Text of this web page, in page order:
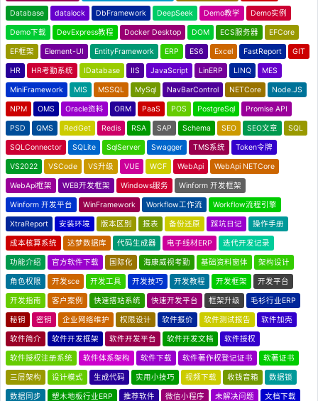
Database datalock DbFramework DeepSeek Demo教学 Demo实例
Demo下载 DevExpress教程 Docker Desktop DOM ECS服务器 EFCore
EF框架 Element-UI EntityFramework ERP ES6 Excel FastReport GIT
HR HR考勤系统 IDatabase IIS JavaScript LinERP LINQ MES
MiniFramework MIS MSSQL MySql NavBarControl NETCore Node.JS
NPM OMS Oracle资料 ORM PaaS POS PostgreSql Promise API
PSD QMS RedGet Redis RSA SAP Schema SEO SEO文章 SQL
SQLConnector SQLite SqlServer Swagger TMS系统 Token令牌
VS2022 VSCode VS升级 VUE WCF WebApi WebApi NETCore
WebApi框架 WEB开发框架 Windows服务 Winform 开发框架
Winform 开发平台 WinFramework Workflow工作流 Workflow流程引擎
XtraReport 安装环境 版本区别 报表 备份还原 踩坑日记 操作手册
成本核算系统 达梦数据库 代码生成器 电子线材ERP 迭代开发记录
功能介绍 官方软件下载 国际化 海康威视考勤 基础资料窗体 架构设计
角色权限 开发sce 开发工具 开发技巧 开发教程 开发框架 开发平台
开发指南 客户案例 快速搭站系统 快速开发平台 框架升级 毛衫行业ERP
秘钥 密钥 企业网络维护 权限设计 软件报价 软件测试报告 软件加壳
软件简介 软件开发框架 软件开发平台 软件开发文档 软件授权
软件授权注册系统 软件体系架构 软件下载 软件著作权登记证书 软著证书
三层架构 设计模式 生成代码 实用小技巧 视频下载 收钱音箱 数据锁
数据同步 塑木地板行业ERP 推荐软件 微信小程序 未解决问题 文档下载